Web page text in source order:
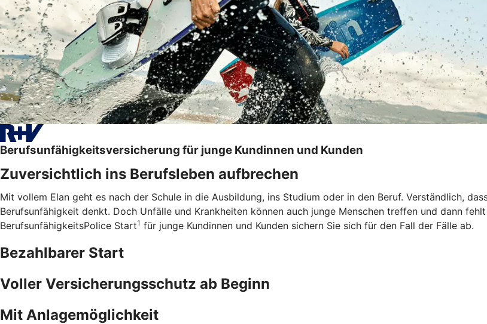
Berufsunfähigkeitsversicherung für junge Kundinnen und Kunden
Zuversichtlich ins Berufsleben aufbrechen
Mit vollem Elan geht es nach der Schule in die Ausbildung, ins Studium oder in den Beruf. Verständlich,
Berufsunfähigkeit denkt. Doch Unfälle und Krankheiten können auch junge Menschen treffen und dann
BerufsunfähigkeitsPolice Start1 für junge Kundinnen und Kunden sichern Sie sich für den Fall der Fälle ab.
Bezahlbarer Start
Voller Versicherungsschutz ab Beginn
Mit Anlagemöglichkeit